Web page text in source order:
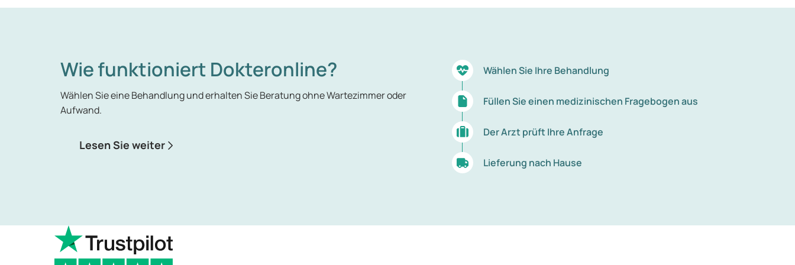
Wie funktioniert Dokteronline?
Wählen Sie eine Behandlung und erhalten Sie Beratung ohne Wartezimmer oder
Aufwand.
Lesen Sie weiter
Wählen Sie Ihre Behandlung
Füllen Sie einen medizinischen Fragebogen aus
Der Arzt prüft Ihre Anfrage
Lieferung nach Hause